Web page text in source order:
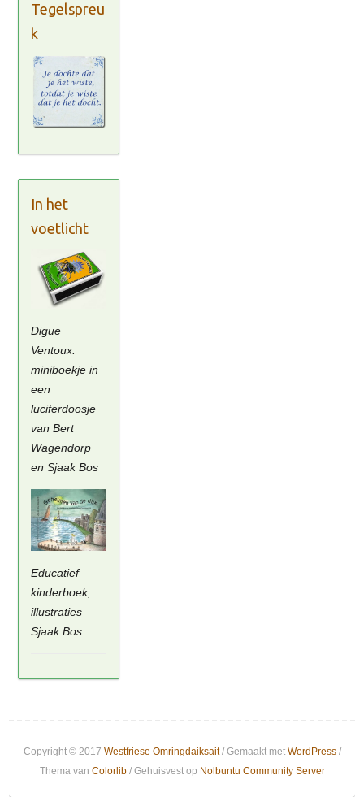
Tegelspreu
k
In het
voetlicht
Digue
Ventoux:
miniboekje in
een
luciferdoosje
van Bert
Wagendorp
en Sjaak Bos
Educatief
kinderboek;
illustraties
Sjaak Bos
Copyright © 2017 Westfriese Omringdaiksait/ Gemaakt met WordPress/
Thema van Colorlib/ Gehuisvest op Nolbuntu Community Server